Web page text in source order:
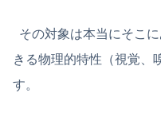
その対象は本当にそこ
きる物理的特性（視覚、
す。